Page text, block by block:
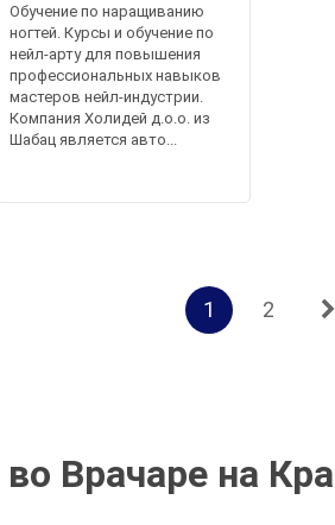
Обучение по наращиванию
ногтей. Курсы и обучение по
нейл-арту для повышения
профессиональных навыков
мастеров нейл-индустрии.
Компания Холидей д.о.о. из
Шабац является авто...
1 2
Врачаре на